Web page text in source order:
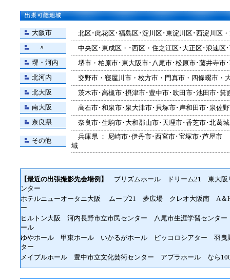
大阪市
北区･此花区･福島区･淀川区･東淀川区･西淀川区
〃
中央区･東成区・･西区・住之江区･大正区･浪速区
堺・河内
堺市・柏原市･東大阪市･八尾市･松原市･藤井寺市
北河内
交野市・寝屋川市・枚方市・門真市・四條畷市・
北大阪
茨木市･高槻市･摂津市･豊中市･吹田市･池田市･箕
南大阪
高石市･和泉市･泉大津市･貝塚市･岸和田市･泉佐
奈良県
奈良市･生駒市･大和郡山市･天理市･香芝市･北葛
その他
兵庫県 ： 尼崎市･伊丹市･西宮市･宝塚市･
域
【最近の出張撮影先会場例】
プリズムホール ドリーム21 東大阪
ンター
ホテルニューオータニ大阪 ムーブ21 夢広場 クレオ大阪南 A
ー
ヒルトン大阪 河内長野市立市民センター 八尾市生涯学習センタ
ール
ゆやホール 甲東ホール いかるがホール ピッコロシアター 羽
ター
メイプルホール 豊中市立文化芸術センター アプラホール なら